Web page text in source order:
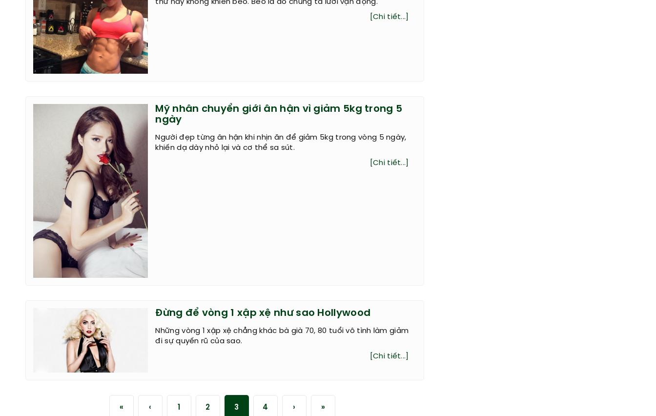
thứ này không khiến béo. Béo là do chúng ta lười vận động.
[Chi tiết...]
Mỹ nhân chuyển giới ân hận vì giảm 5kg trong 5
ngày
Người đẹp từng ân hận khi nhịn ăn để giảm 5kg trong vòng 5 ngày,
khiến dạ dày nhỏ lại và cơ thể sa sút.
[Chi tiết...]
Đừng để vòng 1 xập xệ như sao Hollywood
Những vòng 1 xập xệ chẳng khác bà già 70, 80 tuổi vô tình làm giảm
đi sự quyến rũ của sao.
[Chi tiết...]
« ‹ 2 3 4 › »